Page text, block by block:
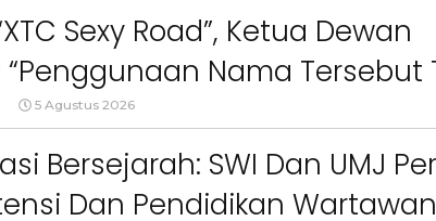
Sexy Road”, Ketua Dewan
“Penggunaan Nama Tersebut
Ketentuan Perundang-
5 Agustus 2026
Bersejarah: SWI Dan UMJ
Dan Pendidikan Wartawan